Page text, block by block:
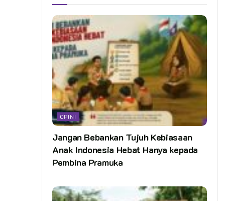
OPINI
Jangan Bebankan Tujuh Kebiasaan
Anak Indonesia Hebat Hanya kepada
Pembina Pramuka